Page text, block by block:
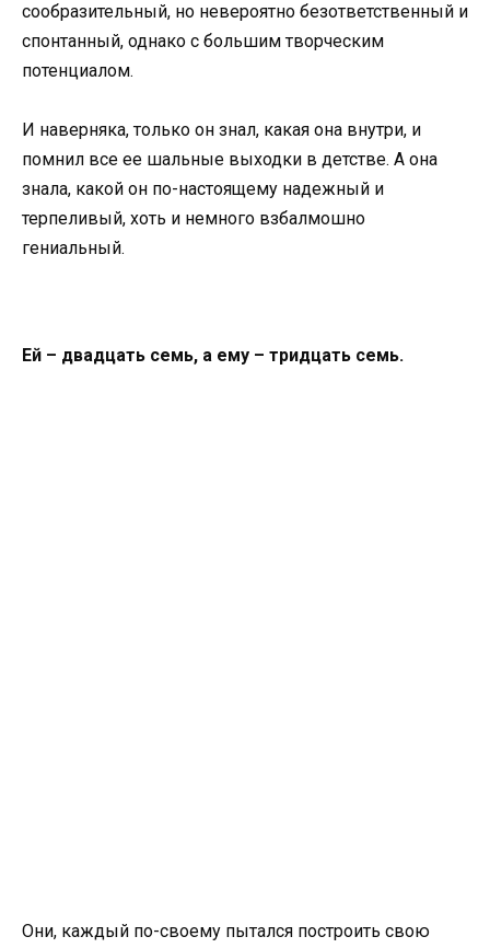
сообразительный, но невероятно безответственный и
спонтанный, однако с большим творческим
потенциалом.
И наверняка, только он знал, какая она внутри, и
помнил все ее шальные выходки в детстве. А она
знала, какой он по-настоящему надежный и
терпеливый, хоть и немного взбалмошно
гениальный.
Ей – двадцать семь, а ему – тридцать семь.
Они, каждый по-своему пытался построить свою